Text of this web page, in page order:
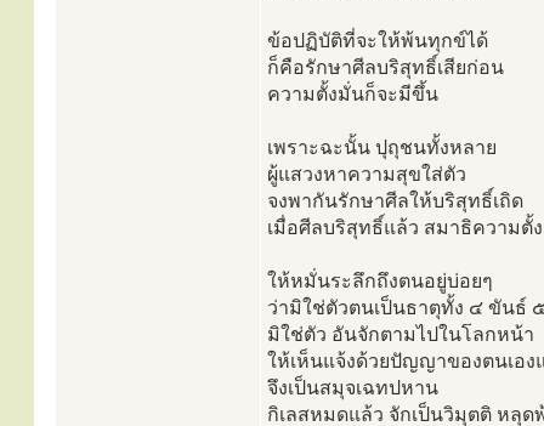
ข้อปฏิบัติที่จะให้พ้นทุกข์ได้
ก็คือรักษาศีลบริสุทธิ์เสียก่อน
ความตั้งมั่นก็จะมีขึ้น
เพราะฉะนั้น ปุถุชนทั้งหลาย
ผู้แสวงหาความสุขใส่ตัว
จงพากันรักษาศีลให้บริสุทธิ์เถิด
เมื่อศีลบริสุทธิ์แล้ว สมาธิความ
ให้หมั่นระลึกถึงตนอยู่บ่อยๆ
ว่ามิใช่ตัวตนเป็นธาตุทั้ง ๔ ขันธ์
มิใช่ตัว อันจักตามไปในโลกหน้า
ให้เห็นแจ้งด้วยปัญญาของตนเอ
จึงเป็นสมุจเฉทปหาน
กิเลสหมดแล้ว จักเป็นวิมุตติ หลุ